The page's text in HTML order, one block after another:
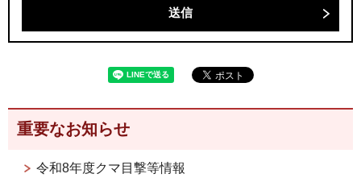
重要なお知らせ
令和8年度クマ目撃等情報